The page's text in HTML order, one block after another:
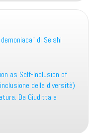
di Seishi
as Self-Inclusion of
della diversità)
Da Giuditta a